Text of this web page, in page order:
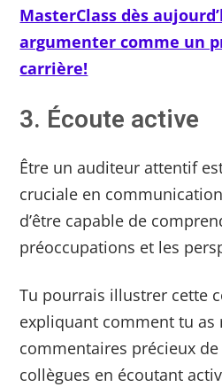
MasterClass dès
argumenter comme un
carrière!
3. Écoute active
Être un auditeur attentif
cruciale en
d’être capable de
préoccupations et les
Tu pourrais illustrer cette
expliquant comment tu as
commentaires précieux
collègues en écoutant